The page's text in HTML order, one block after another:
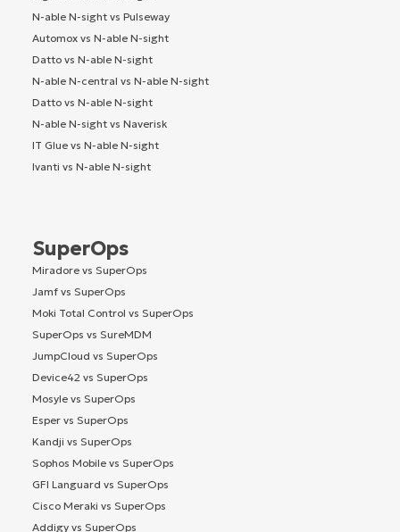
N-able N-sight vs Pulseway
Automox vs N-able N-sight
Datto vs N-able N-sight
N-able N-central vs N-able N-sight
Datto vs N-able N-sight
N-able N-sight vs Naverisk
IT Glue vs N-able N-sight
Ivanti vs N-able N-sight
SuperOps
Miradore vs SuperOps
Jamf vs SuperOps
Moki Total Control vs SuperOps
SuperOps vs SureMDM
JumpCloud vs SuperOps
Device42 vs SuperOps
Mosyle vs SuperOps
Esper vs SuperOps
Kandji vs SuperOps
Sophos Mobile vs SuperOps
GFI Languard vs SuperOps
Cisco Meraki vs SuperOps
Addigy vs SuperOps